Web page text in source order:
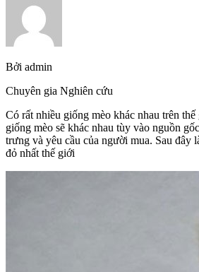
Bởi admin
Chuyên gia Nghiên cứu
Có rất nhiều giống mèo khác nhau trên
giống mèo sẽ khác nhau tùy vào nguồn
trưng và yêu cầu của người mua. Sau đây
đỏ nhất thế giới